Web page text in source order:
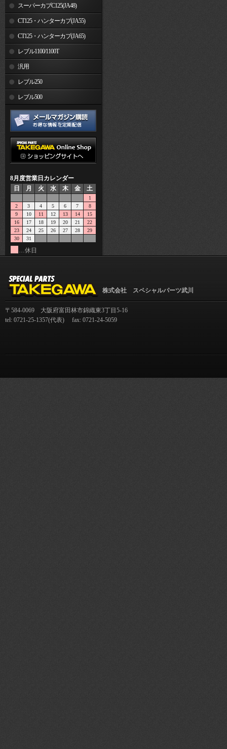
スーパーカブC125(JA48)
CT125・ハンターカブ(JA55)
CT125・ハンターカブ(JA65)
レブル1100/1100T
汎用
レブル250
レブル500
8月度営業日カレンダー
日
月 火 水 木 金 土
1
2
3 4 5 6 7
8
9
10 11 12 13 14
15
16
17 18 19 20 21
22
23
24 25 26 27 28
29
30
31
…休日
株式会社 スペシャルパーツ武川
〒584-0069 大阪府富田林市錦織東3丁目5-16
tel: 0721-25-1357(代表) fax: 0721-24-5059